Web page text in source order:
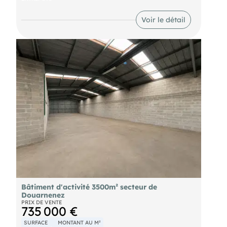
Voir le détail
Bâtiment d'activité 3500m² secteur de
Douarnenez
PRIX DE VENTE
735 000 €
SURFACE MONTANT AU M²